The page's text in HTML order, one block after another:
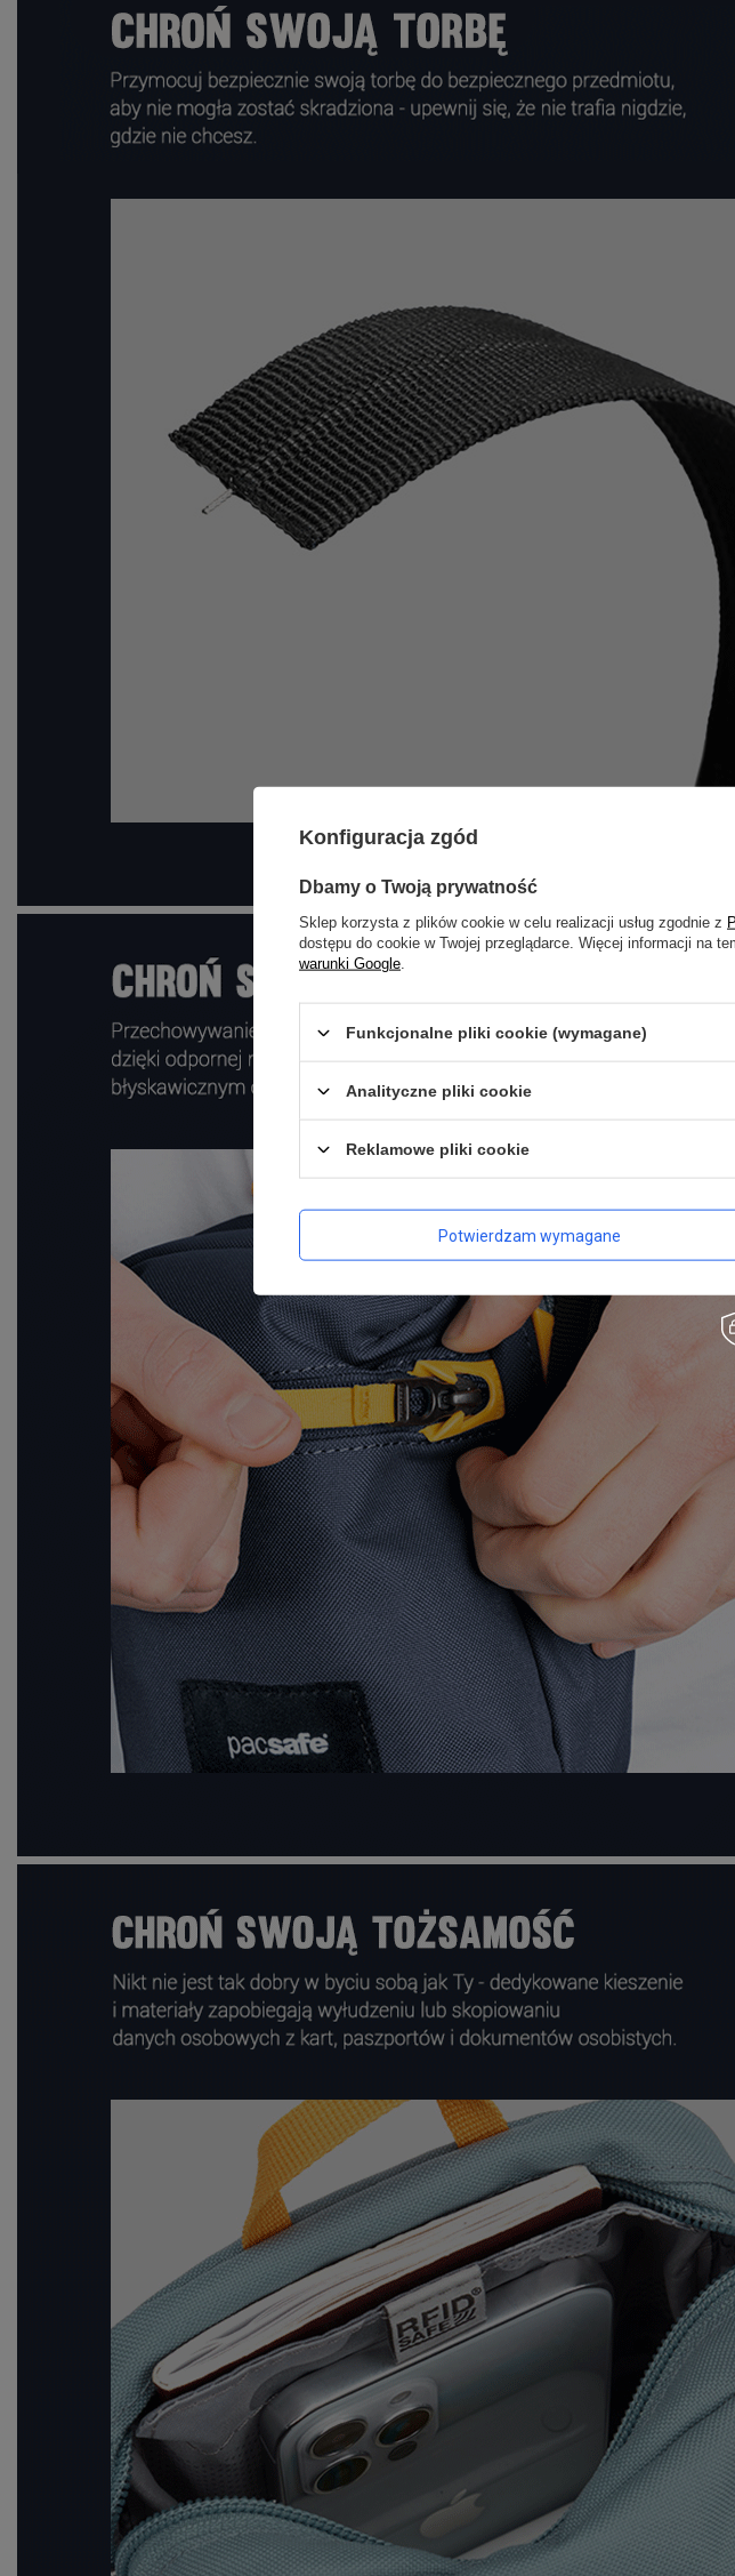
Konfiguracja zgód
Dbamy o Twoją prywatność
Sklep korzysta z plików cookie w celu realizacji usług zgodnie z
dostępu do cookie w Twojej przeglądarce. Więcej informacji na
warunki Google
Funkcjonalne pliki cookie (wymagane)
Analityczne pliki cookie
Reklamowe pliki cookie
Potwierdzam wymagane